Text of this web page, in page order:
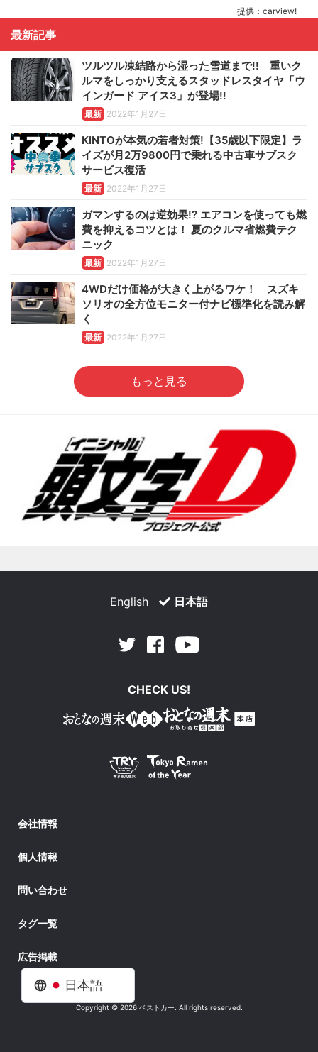
日本語
提供：carview!
最新記事
ツルツル凍結路から湿った雪道まで!! 重いク
ルマをしっかり支えるスタッドレスタイヤ「ウ
インガード アイス3」が登場!!
最新 2022年1月27日
KINTOが本気の若者対策!【35歳以下限定】ラ
イズが月2万9800円で乗れる中古車サブスク
サービス復活
最新 2022年1月27日
ガマンするのは逆効果!? エアコンを使っても燃
費を抑えるコツとは！ 夏のクルマ省燃費テク
ニック
最新 2022年1月27日
4WDだけ価格が大きく上がるワケ！ スズキ
ソリオの全方位モニター付ナビ標準化を読み解
く
最新 2022年1月27日
もっと見る
English 日本語
Twitter Facebook
CHECK US!
会社情報
個人情報
問い合わせ
タグ一覧
広告掲載
Copyright © 2026 ベストカー. All rights reserved.